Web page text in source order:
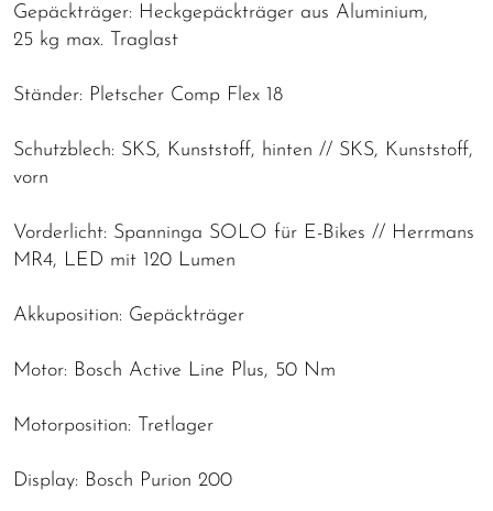
Gepäckträger: Heckgepäckträger aus Aluminium,
25 kg max. Traglast
Ständer: Pletscher Comp Flex 18
Schutzblech: SKS, Kunststoff, hinten // SKS, Kunststoff,
vorn
Vorderlicht: Spanninga SOLO für E-Bikes // Herrmans
MR4, LED mit 120 Lumen
Akkuposition: Gepäckträger
Motor: Bosch Active Line Plus, 50 Nm
Motorposition: Tretlager
Display: Bosch Purion 200